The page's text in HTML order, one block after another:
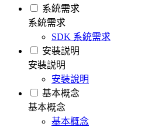
系統需求
系統需求
SDK 系統需求
安裝説明
安裝説明
安裝說明
基本概念
基本概念
基本概念